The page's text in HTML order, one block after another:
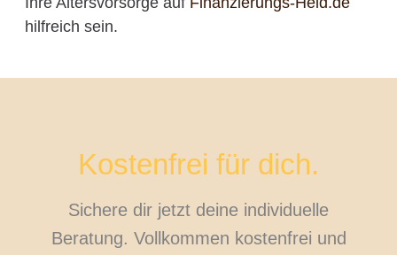
hilfreich sein.
Kostenfrei für dich.
Sichere dir jetzt deine individuelle
Beratung. Vollkommen kostenfrei und